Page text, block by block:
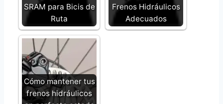
SRAM para Bicis de
Ruta
Frenos Hidráulicos
Adecuados
Cómo mantener tus
frenos hidráulicos